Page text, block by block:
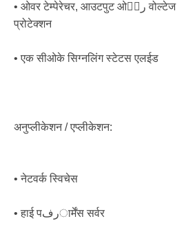
• ओवर टेम्पेरेचर, आउटपुट ओवِر वोल्टेज और ओवर कURRENT
प्रोटेक्शन
• एक सीओके सिग्नलिंग स्टेटस एलईड
अनुप्लीकेशन / एप्लीकेशन:
• नेटवर्क स्विचेस
• हाई पرفार्मेंस सर्वर